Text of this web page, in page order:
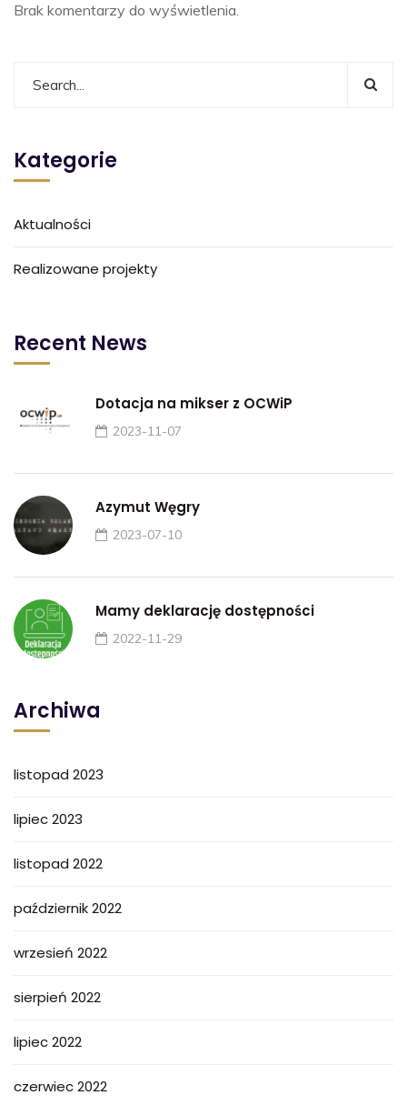
Brak komentarzy do wyświetlenia.
Kategorie
Aktualności
Realizowane projekty
Recent News
Dotacja na mikser z OCWiP
2023-11-07
Azymut Węgry
2023-07-10
Mamy deklarację dostępności
2022-11-29
Archiwa
listopad 2023
lipiec 2023
listopad 2022
październik 2022
wrzesień 2022
sierpień 2022
lipiec 2022
czerwiec 2022